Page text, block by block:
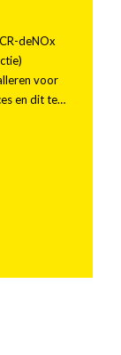
deNOx
voor
en dit te…